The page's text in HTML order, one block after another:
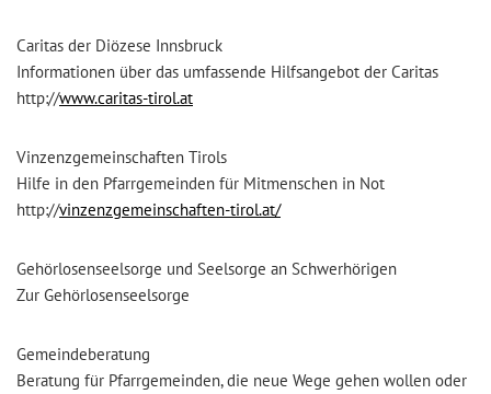
Caritas der Diözese Innsbruck
Informationen über das umfassende Hilfsangebot der Caritas
http://www.caritas-tirol.at
Vinzenzgemeinschaften Tirols
Hilfe in den Pfarrgemeinden für Mitmenschen in Not
http://vinzenzgemeinschaften-tirol.at/
Gehörlosenseelsorge und Seelsorge an Schwerhörigen
Zur Gehörlosenseelsorge
Gemeindeberatung
Beratung für Pfarrgemeinden, die neue Wege gehen wollen oder